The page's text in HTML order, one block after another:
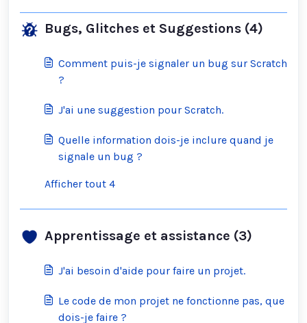
Bugs, Glitches et Suggestions (4)
Comment puis-je signaler un bug sur Scratch
?
J'ai une suggestion pour Scratch.
Quelle information dois-je inclure quand je
signale un bug ?
Afficher tout 4
Apprentissage et assistance (3)
J'ai besoin d'aide pour faire un projet.
Le code de mon projet ne fonctionne pas, que
dois-je faire ?